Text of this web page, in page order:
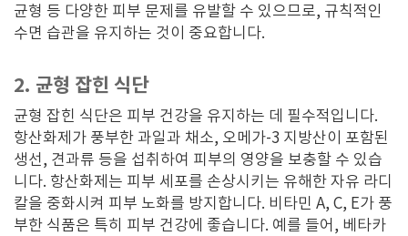
균형 등 다양한 피부 문제를 유발할 수 있으므로, 규칙적인
수면 습관을 유지하는 것이 중요합니다.
2. 균형 잡힌 식단
균형 잡힌 식단은 피부 건강을 유지하는 데 필수적입니다.
항산화제가 풍부한 과일과 채소, 오메가-3 지방산이 포함된
생선, 견과류 등을 섭취하여 피부의 영양을 보충할 수 있습
니다. 항산화제는 피부 세포를 손상시키는 유해한 자유 라디
칼을 중화시켜 피부 노화를 방지합니다. 비타민 A, C, E가 풍
부한 식품은 특히 피부 건강에 좋습니다. 예를 들어, 베타카